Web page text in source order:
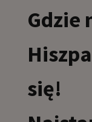
Gdzie
się!